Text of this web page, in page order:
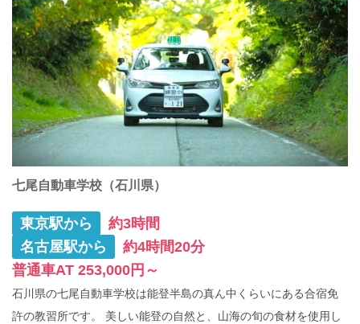
v
i
g
a
t
i
七尾自動車学校（石川県）
東京駅から
約3時間
名古屋駅から
約4時間20分
普通車AT 253,000円～
石川県の七尾自動車学校は能登半島の真ん中くらいにある合宿免
許の教習所です。 美しい能登の自然と、山海の旬の食材を使用し